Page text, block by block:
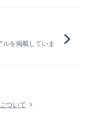
を掲載していま
ついて